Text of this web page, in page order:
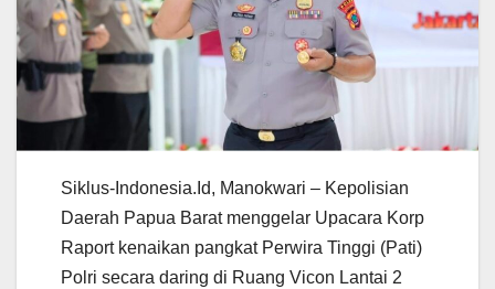
Siklus-Indonesia.Id, Manokwari – Kepolisian
Daerah Papua Barat menggelar Upacara Korp
Raport kenaikan pangkat Perwira Tinggi (Pati)
Polri secara daring di Ruang Vicon Lantai 2